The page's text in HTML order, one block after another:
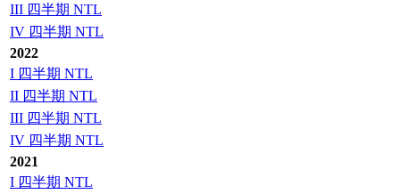
III 四半期 NTL
IV 四半期 NTL
2022
I 四半期 NTL
II 四半期 NTL
III 四半期 NTL
IV 四半期 NTL
2021
I 四半期 NTL